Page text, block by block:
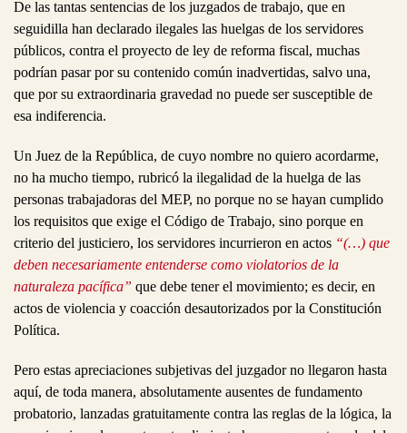
De las tantas sentencias de los juzgados de trabajo, que en
seguidilla han declarado ilegales las huelgas de los servidores
públicos, contra el proyecto de ley de reforma fiscal, muchas
podrían pasar por su contenido común inadvertidas, salvo una,
que por su extraordinaria gravedad no puede ser susceptible de
esa indiferencia.
Un Juez de la República, de cuyo nombre no quiero acordarme,
no ha mucho tiempo, rubricó la ilegalidad de la huelga de las
personas trabajadoras del MEP, no porque no se hayan cumplido
los requisitos que exige el Código de Trabajo, sino porque en
criterio del justiciero, los servidores incurrieron en actos “(…) que
deben necesariamente entenderse como violatorios de la
naturaleza pacífica” que debe tener el movimiento; es decir, en
actos de violencia y coacción desautorizados por la Constitución
Política.
Pero estas apreciaciones subjetivas del juzgador no llegaron hasta
aquí, de toda manera, absolutamente ausentes de fundamento
probatorio, lanzadas gratuitamente contra las reglas de la lógica, la